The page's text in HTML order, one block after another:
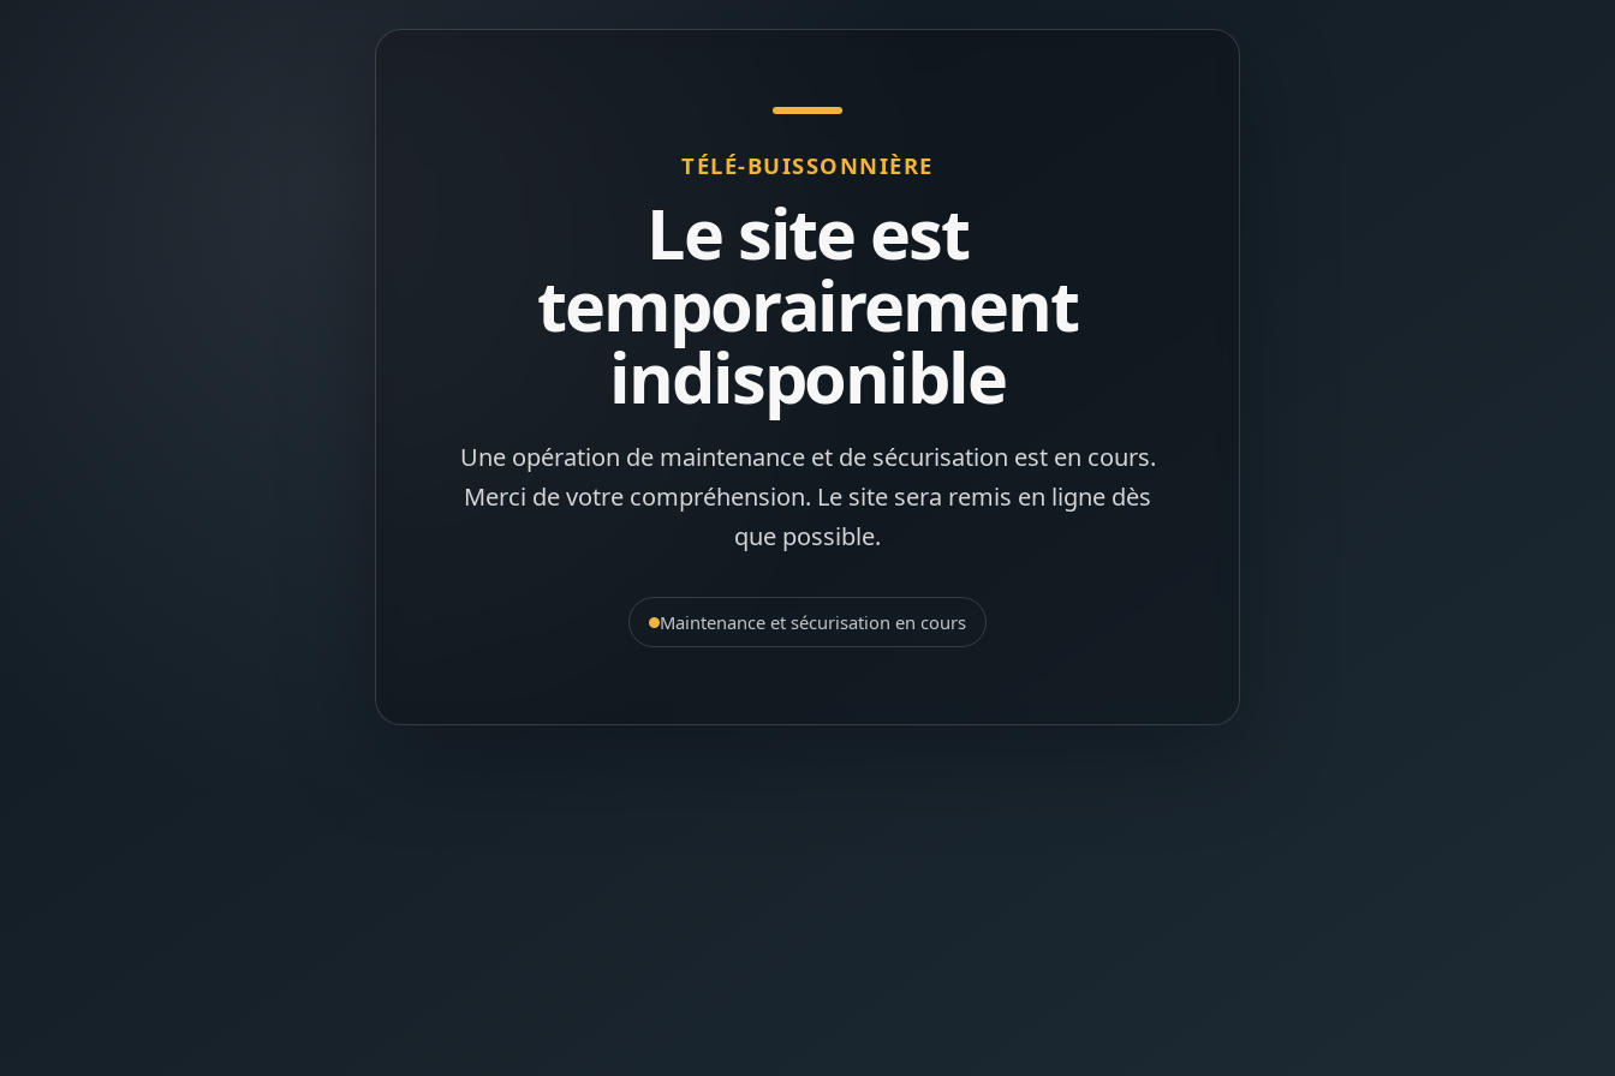
TÉLÉ-BUISSONNIÈRE
Le site est
temporairement
indisponible
Une opération de maintenance et de sécurisation est en cours.
Merci de votre compréhension. Le site sera remis en ligne dès
que possible.
Maintenance et sécurisation en cours